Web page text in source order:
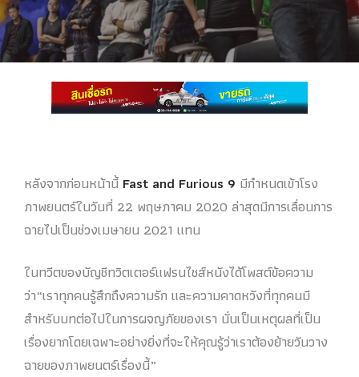
หลังจากก่อนหน้านี้ Fast and Furious 9 มีกำหนดเข้าโรง
ภาพยนตร์ในวันที่ 22 พฤษภาคม 2020 ล่าสุดมีการเลื่อนการ
ฉายไปเป็นช่วงเมษายน 2021 แทน
ในทวีตของบัญชีทวิตเตอร์แฟรนไชส์หนังได้โพสต์ข้อความ
ว่า“เราทุกคนรู้สึกถึงความรัก และความคาดหวังที่ทุกคนมี
สำหรับบทต่อไปในการผจญภัยของเรา นั่นเป็นเหตุผลที่เป็น
เรื่องยากโดยเฉพาะอย่างยิ่งที่จะให้คุณรู้ว่าเราต้องย้ายวันวาง
ฉายของภาพยนตร์เรื่องนี้”